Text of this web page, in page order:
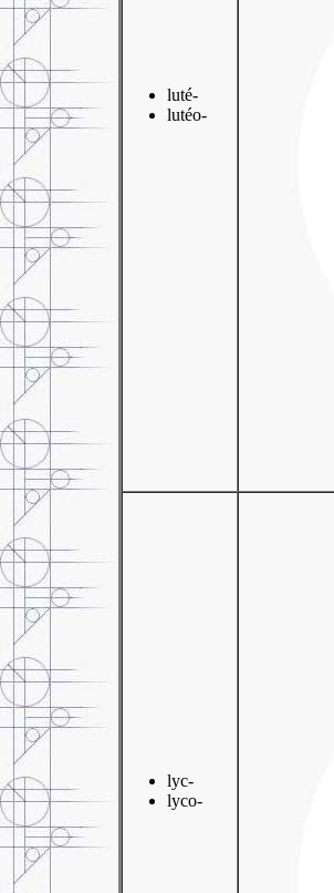
luté-
lutéo-
lyc-
lyco-